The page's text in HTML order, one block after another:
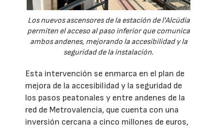
Los nuevos ascensores de la estación de l'Alcúdia
permiten el acceso al paso inferior que comunica
ambos andenes, mejorando la accesibilidad y la
seguridad de la instalación.
Esta intervención se enmarca en el plan de
mejora de la accesibilidad y la seguridad de
los pasos peatonales y entre andenes de la
red de Metrovalencia, que cuenta con una
inversión cercana a cinco millones de euros,